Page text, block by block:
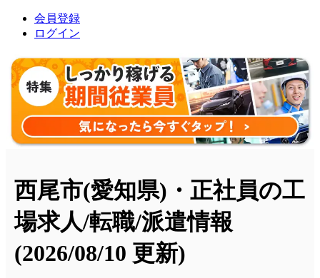
会員登録
ログイン
西尾市(愛知県)・正社員の工
場求人/転職/派遣情報
(2026/08/10 更新)